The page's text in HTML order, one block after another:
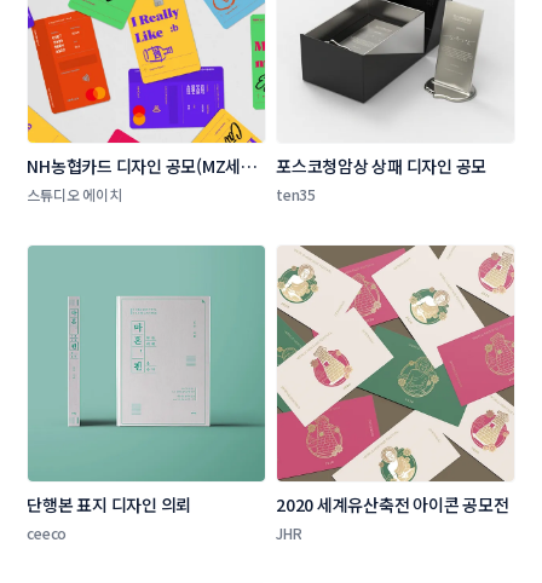
NH농협카드 디자인 공모(MZ세대
타겟 상품 카드 플레이트 디자인)
스튜디오 에이치 ten35
단행본 표지 디자인 의뢰
ceeco
2020 세계유산축전 아이콘 공모전
JHR